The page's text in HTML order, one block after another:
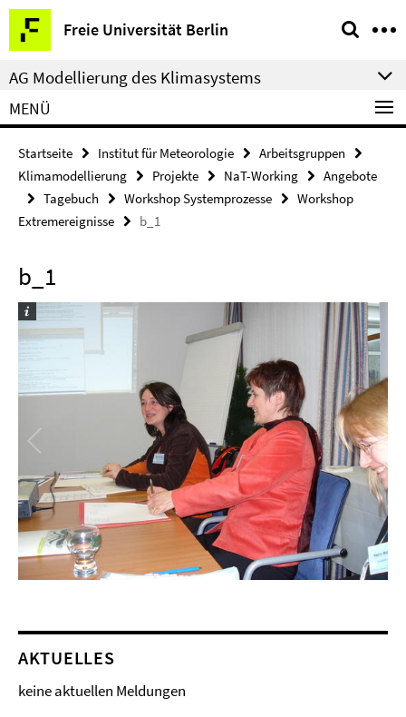
Springe
direkt
zu
Inhalt
Freie Universität Berlin
Service-
Navigation
AG Modellierung des Klimasystems
MENÜ
Startseite Institut für Meteorologie
Arbeitsgruppen
Klimamodellierung
Projekte NaT-Working
Angebote
Tagebuch
Workshop Systemprozesse
Workshop
Extremereignisse
b_1
b_1
AKTUELLES
keine aktuellen Meldungen